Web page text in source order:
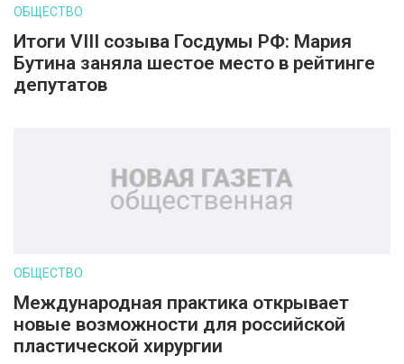
ОБЩЕСТВО
Итоги VIII созыва Госдумы РФ: Мария
Бутина заняла шестое место в рейтинге
депутатов
ОБЩЕСТВО
Международная практика открывает
новые возможности для российской
пластической хирургии